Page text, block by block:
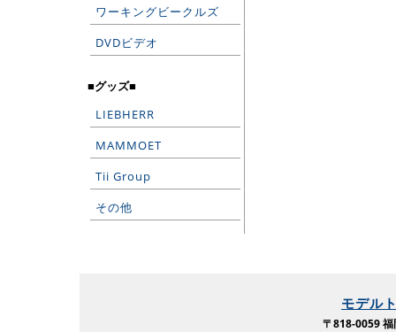
ワーキングビークルズ
DVDビデオ
■グッズ■
LIEBHERR
MAMMOET
Tii Group
その他
モデル
〒818-0059